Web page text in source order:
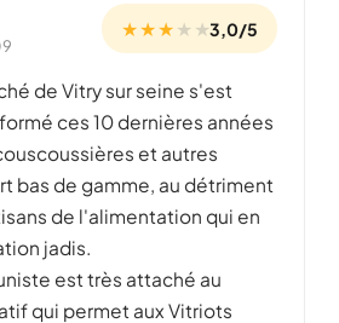
★ ★ ★★ ★3,0/5
de Vitry sur seine s'est
ces 10 dernières années
et autres
bas de gamme, au détriment
de l'alimentation qui en
jadis.
est très attaché au
qui permet aux Vitriots